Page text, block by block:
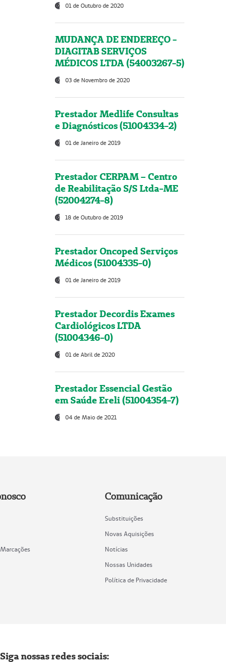
01 de Outubro de 2020
MUDANÇA DE ENDEREÇO -
DIAGITAB SERVIÇOS
MÉDICOS LTDA (54003267-5)
03 de Novembro de 2020
Prestador Medlife Consultas
e Diagnósticos (51004334-2)
01 de Janeiro de 2019
Prestador CERPAM – Centro
de Reabilitação S/S Ltda-ME
(52004274-8)
18 de Outubro de 2019
Prestador Oncoped Serviços
Médicos (51004335-0)
01 de Janeiro de 2019
Prestador Decordis Exames
Cardiológicos LTDA
(51004346-0)
01 de Abril de 2020
Prestador Essencial Gestão
em Saúde Ereli (51004354-7)
04 de Maio de 2021
Comunicação
Substituições
Novas Aquisições
Notícias
Nossas Unidades
Política de Privacidade
Siga nossas redes sociais: